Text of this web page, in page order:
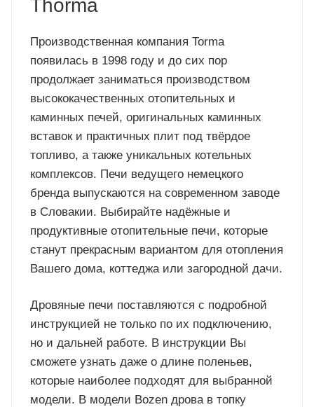
Thorma
Производственная компания Torma
появилась в 1998 году и до сих пор
продолжает заниматься производством
высококачественных отопительных и
каминных печей, оригинальных каминных
вставок и практичных плит под твёрдое
топливо, а также уникальных котельных
комплексов. Печи ведущего немецкого
бренда выпускаются на современном заводе
в Словакии. Выбирайте надёжные и
продуктивные отопительные печи, которые
станут прекрасным вариантом для отопления
Вашего дома, коттеджа или загородной дачи.
Дровяные печи поставляются с подробной
инструкцией не только по их подключению,
но и дальней работе. В инструкции Вы
сможете узнать даже о длине поленьев,
которые наиболее подходят для выбранной
модели. В модели Bozen дрова в топку